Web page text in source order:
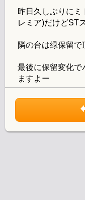
昨日久しぶりに
レミア)だけどST
隣の台は緑保留
最後に保留変化で
ますよー